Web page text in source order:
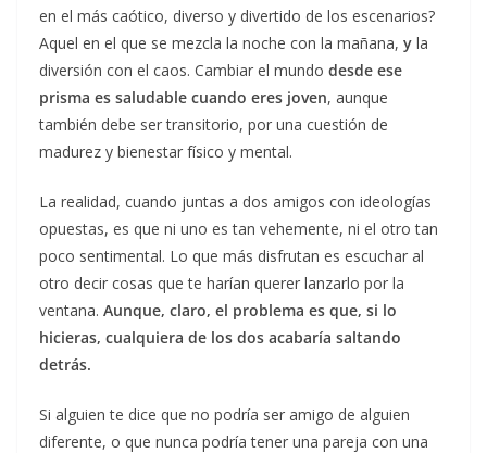
en el más caótico, diverso y divertido de los escenarios?
Aquel en el que se mezcla la noche con la mañana, y la
diversión con el caos. Cambiar el mundo desde ese
prisma es saludable cuando eres joven, aunque
también debe ser transitorio, por una cuestión de
madurez y bienestar físico y mental.
La realidad, cuando juntas a dos amigos con ideologías
opuestas, es que ni uno es tan vehemente, ni el otro tan
poco sentimental. Lo que más disfrutan es escuchar al
otro decir cosas que te harían querer lanzarlo por la
ventana. Aunque, claro, el problema es que, si lo
hicieras, cualquiera de los dos acabaría saltando
detrás.
Si alguien te dice que no podría ser amigo de alguien
diferente, o que nunca podría tener una pareja con una